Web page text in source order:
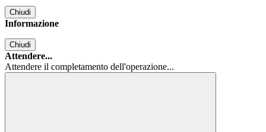
Chiudi
Informazione
Chiudi
Attendere...
Attendere il completamento dell'operazione...